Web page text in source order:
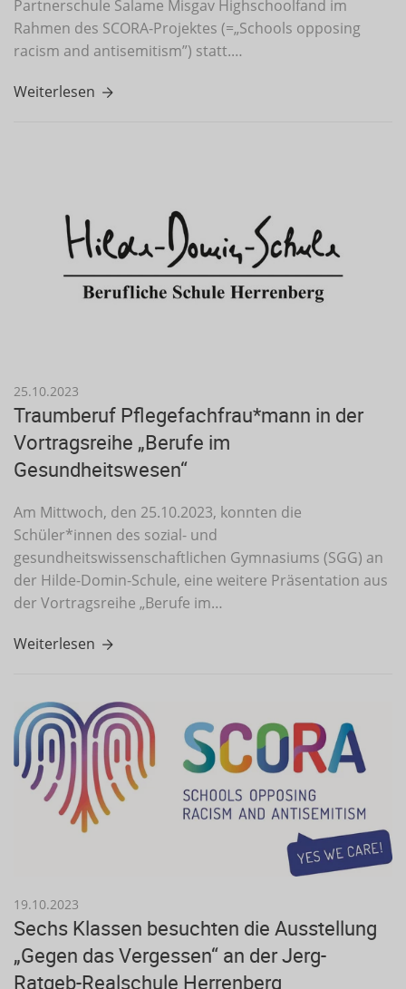
Partnerschule Salame Misgav Highschoolfand im
Rahmen des SCORA-Projektes (=„Schools opposing
racism and antisemitism”) statt.…
Weiterlesen
25.10.2023
Traumberuf Pflegefachfrau*mann in der
Vortragsreihe „Berufe im
Gesundheitswesen“
Am Mittwoch, den 25.10.2023, konnten die
Schüler*innen des sozial- und
gesundheitswissenschaftlichen Gymnasiums (SGG) an
der Hilde-Domin-Schule, eine weitere Präsentation aus
der Vortragsreihe „Berufe im…
Weiterlesen
19.10.2023
Sechs Klassen besuchten die Ausstellung
„Gegen das Vergessen“ an der Jerg-
Ratgeb-Realschule Herrenberg